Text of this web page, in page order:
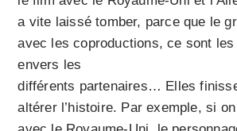
a vite laissé tomber, parce que le
avec les coproductions, ce sont les
envers les
différents partenaires… Elles
altérer l’histoire. Par exemple, si